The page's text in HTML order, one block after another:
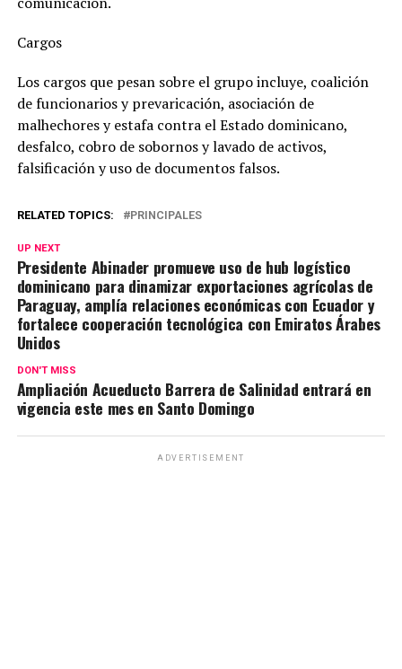
Cargos
Los cargos que pesan sobre el grupo incluye, coalición
de funcionarios y prevaricación, asociación de
malhechores y estafa contra el Estado dominicano,
desfalco, cobro de sobornos y lavado de activos,
falsificación y uso de documentos falsos.
RELATED TOPICS: PRINCIPALES
UP NEXT
Presidente Abinader promueve uso de hub logístico
dominicano para dinamizar exportaciones agrícolas de
Paraguay, amplía relaciones económicas con Ecuador y
fortalece cooperación tecnológica con Emiratos Árabes
Unidos
DON'T MISS
Ampliación Acueducto Barrera de Salinidad entrará en
vigencia este mes en Santo Domingo
ADVERTISEMENT